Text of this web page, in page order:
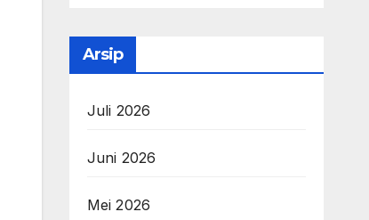
Arsip
Juli 2026
Juni 2026
Mei 2026